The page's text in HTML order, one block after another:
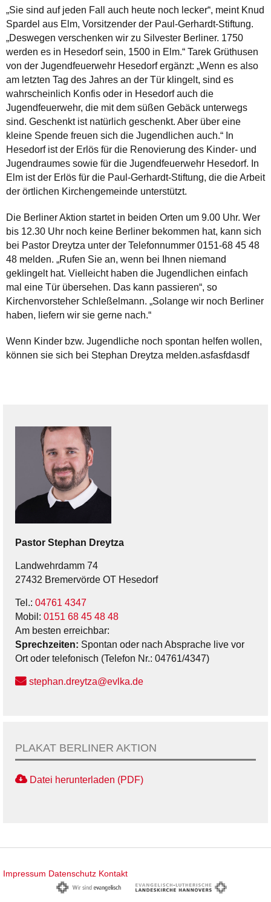
„Sie sind auf jeden Fall auch heute noch lecker“, meint Knud
Spardel aus Elm, Vorsitzender der Paul-Gerhardt-Stiftung.
„Deswegen verschenken wir zu Silvester Berliner. 1750
werden es in Hesedorf sein, 1500 in Elm.“ Tarek Grüthusen
von der Jugendfeuerwehr Hesedorf ergänzt: „Wenn es also
am letzten Tag des Jahres an der Tür klingelt, sind es
wahrscheinlich Konfis oder in Hesedorf auch die
Jugendfeuerwehr, die mit dem süßen Gebäck unterwegs
sind. Geschenkt ist natürlich geschenkt. Aber über eine
kleine Spende freuen sich die Jugendlichen auch.“ In
Hesedorf ist der Erlös für die Renovierung des Kinder- und
Jugendraumes sowie für die Jugendfeuerwehr Hesedorf. In
Elm ist der Erlös für die Paul-Gerhardt-Stiftung, die die Arbeit
der örtlichen Kirchengemeinde unterstützt.
Die Berliner Aktion startet in beiden Orten um 9.00 Uhr. Wer
bis 12.30 Uhr noch keine Berliner bekommen hat, kann sich
bei Pastor Dreytza unter der Telefonnummer 0151-68 45 48
48 melden. „Rufen Sie an, wenn bei Ihnen niemand
geklingelt hat. Vielleicht haben die Jugendlichen einfach
mal eine Tür übersehen. Das kann passieren“, so
Kirchenvorsteher Schleßelmann. „Solange wir noch Berliner
haben, liefern wir sie gerne nach.“
Wenn Kinder bzw. Jugendliche noch spontan helfen wollen,
können sie sich bei Stephan Dreytza melden.asfasfdasdf
Pastor Stephan Dreytza
Landwehrdamm 74
27432 Bremervörde OT Hesedorf
Tel.: 04761 4347
Mobil: 0151 68 45 48 48
Am besten erreichbar:
Sprechzeiten: Spontan oder nach Absprache live vor
Ort oder telefonisch (Telefon Nr.: 04761/4347)
stephan.dreytza@evlka.de
PLAKAT BERLINER AKTION
Datei herunterladen (PDF)
Impressum Datenschutz Kontakt